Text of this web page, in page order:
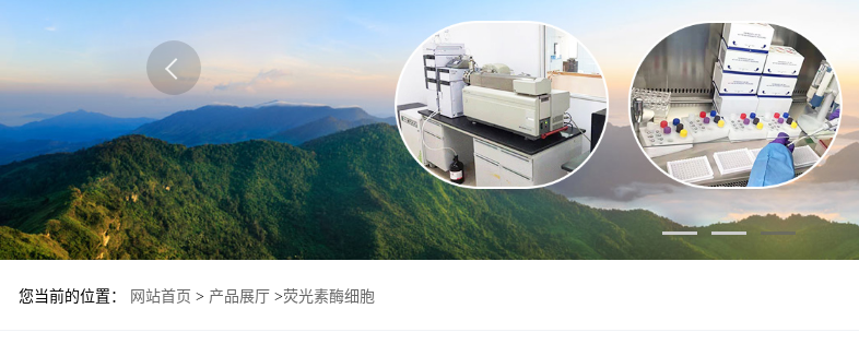
您当前的位置： 网站首页 > 产品展厅 >荧光素酶细胞